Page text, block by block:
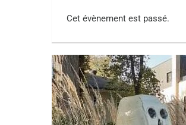
Cet évènement est passé.